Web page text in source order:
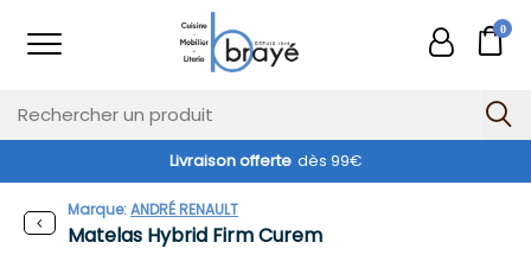
0
Livraison offerte dès 99€
Matelas Hybrid Firm Curem
Marque:ANDRÉ RENAULT